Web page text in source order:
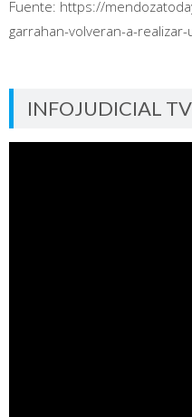
Fuente: https://
garrahan-volveran-a-
INFOJUDICIAL TV